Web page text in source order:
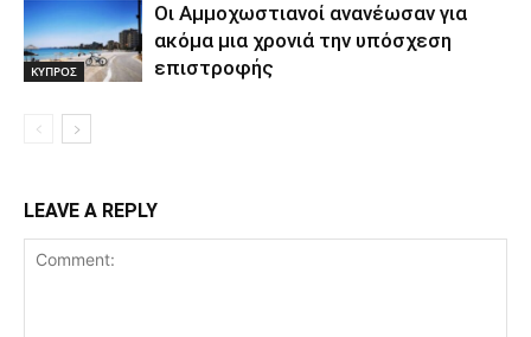
ΚΥΠΡΟΣ
Οι Αμμοχωστιανοί ανανέωσαν για
ακόμα μια χρονιά την υπόσχεση
επιστροφής
LEAVE A REPLY